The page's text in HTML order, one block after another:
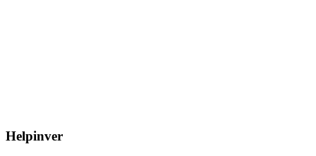
Helpinver